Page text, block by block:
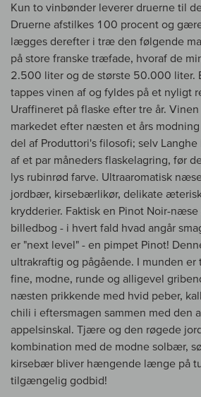
Kun to vinbønder leverer druerne til
Druerne afstilkes 100 procent og
lægges derefter i træ den følgende
på store franske træfade, hvoraf de
2.500 liter og de største 50.000 liter.
tappes vinen af og fyldes på et nyligt
Uraffineret på flaske efter tre år.
markedet efter næsten et års
del af Produttori's filosofi; selv
af et par måneders flaskelagring, før
lys rubinrød farve. Ultraaromatisk
jordbær, kirsebærlikør, delikate
krydderier. Faktisk en Pinot Noir-
billedbog - i hvert fald hvad angår
er "next level" - en pimpet Pinot!
ultrakraftig og pågående. I munden
fine, modne, runde og alligevel
næsten prikkende med hvid peber,
chili i eftersmagen sammen med den
appelsinskal. Tjære og den røgede
kombination med de modne solbær,
kirsebær bliver hængende længe på
tilgængelig godbid!